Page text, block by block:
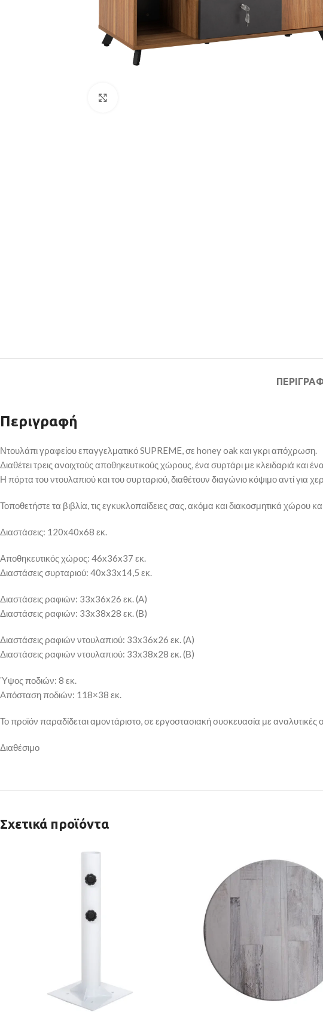
Περιγραφή
Ντουλάπι γραφείου επαγγελματικό SUPREME, σε honey oak και γκρι απόχρωση.
Διαθέτει τρεις ανοιχτούς αποθηκευτικούς χώρους, ένα συρτάρι με κλειδαριά και
Η πόρτα του ντουλαπιού και του συρταριού, διαθέτουν διαγώνιο κόψιμο αντί για
Τοποθετήστε τα βιβλία, τις εγκυκλοπαίδειες σας, ακόμα και διακοσμητικά χώρου
Διαστάσεις: 120x40x68 εκ.
Αποθηκευτικός χώρος: 46x36x37 εκ.
Διαστάσεις συρταριού: 40x33x14,5 εκ.
Διαστάσεις ραφιών: 33x36x26 εκ. (Α)
Διαστάσεις ραφιών: 33x38x28 εκ. (Β)
Διαστάσεις ραφιών ντουλαπιού: 33x36x26 εκ. (Α)
Διαστάσεις ραφιών ντουλαπιού: 33x38x28 εκ. (Β)
Ύψος ποδιών: 8 εκ.
Απόσταση ποδιών: 118×38 εκ.
Το προϊόν παραδίδεται αμοντάριστο, σε εργοστασιακή συσκευασία με
Διαθέσιμο
Σχετικά προϊόντα